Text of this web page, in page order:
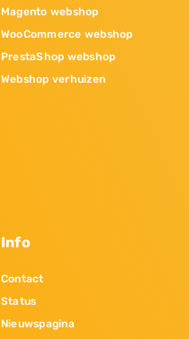
Magento webshop
WooCommerce webshop
PrestaShop webshop
Webshop verhuizen
Info
Contact
Status
Nieuwspagina